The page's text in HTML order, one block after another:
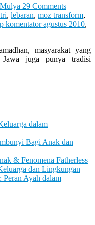
29 Comments
, lebaran, moz transform,
komentator agustus 2010,
masyarakat yang
Jawa juga punya tradisi
dalam
Bagi Anak dan
& Fenomena Fatherless
dan Lingkungan
Peran Ayah dalam